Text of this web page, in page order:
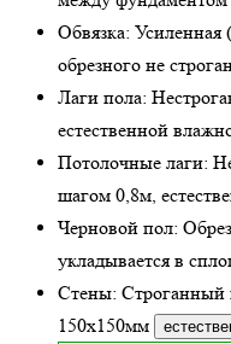
Обвязка: Усиленная
обрезного не
Лаги пола:
естественной
Потолочные лаги:
шагом 0,8м,
Черновой пол:
укладывается в
Стены: Строганный
150х150мм